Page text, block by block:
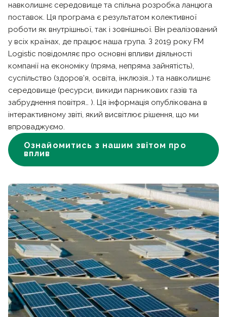
навколишнє середовище та спільна розробка ланцюга
поставок. Ця програма є результатом колективної
роботи як внутрішньої, так і зовнішньої. Він реалізований
у всіх країнах, де працює наша група. З 2019 року FM
Logistic повідомляє про основні впливи діяльності
компанії на економіку (пряма, непряма зайнятість),
суспільство (здоров’я, освіта, інклюзія…) та навколишнє
середовище (ресурси, викиди парникових газів та
забруднення повітря… ). Ця інформація опублікована в
інтерактивному звіті, який висвітлює рішення, що ми
впроваджуємо.
Ознайомитись з нашим звітом про
вплив